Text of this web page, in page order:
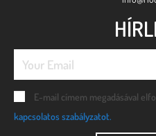
E-mail címem megadásával
kapcsolatos szabályzatot.